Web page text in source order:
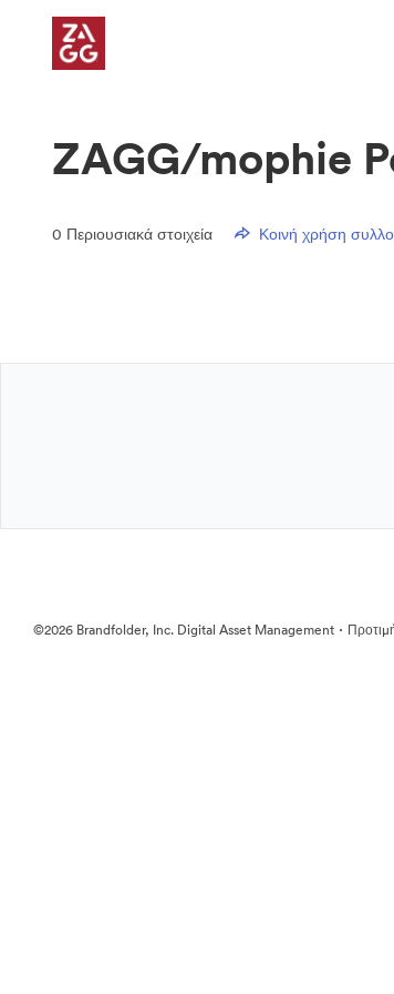
ZAGG/mophie
0 Περιουσιακά στοιχεία Κοινή χρήση
©2026 Brandfolder, Inc. Digital Asset Management ·